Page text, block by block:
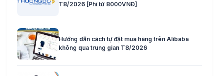
T8/2026 [Phí từ 8000VNĐ]
Hướng dẫn cách tự đặt mua hàng trên Alibaba
không qua trung gian T8/2026